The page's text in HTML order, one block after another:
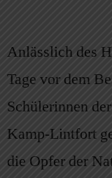
Anlässlich des
Tage vor dem
Schülerinnen
Kamp-Lintfort
die Opfer der